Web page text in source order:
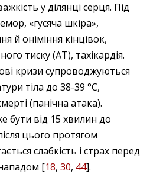
у ділянці серця. Під
«гусяча шкіра»,
й оніміння кінцівок,
тиску (АТ), тахікардія.
кризи супроводжуються
тіла до 38-39 °С,
(панічна атака).
бути від 15 хвилин до
цього протягом
слабкість і страх перед
[18, 30, 44].